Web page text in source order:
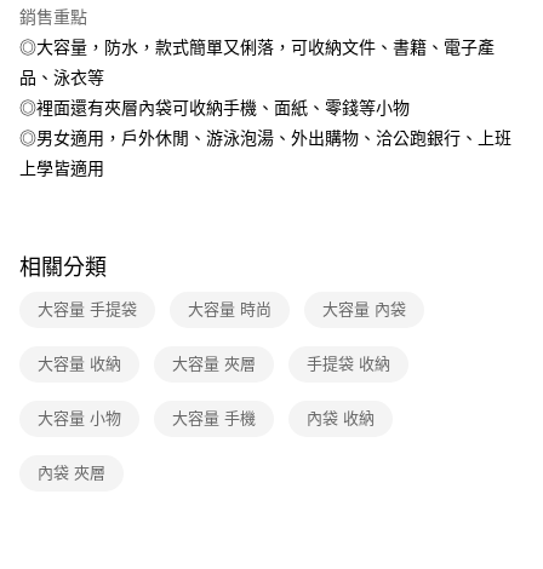
國泰世華商業銀行
臺灣中小企業銀行
台中商業銀行
匯豐（台灣）商業銀行
華泰商業銀行
聯邦商業銀行
元大商業銀行
永豐商業銀行
玉山商業銀行
星展（台灣）商業銀行
台新國際商業銀行
上海商業儲蓄銀行
國泰世華商業銀行
兆豐國際商業銀行
臺灣中小企業銀行
匯豐（台灣）商業銀行
華泰商業銀行
聯邦商業銀行
遠東國際商業銀行
元大商業銀行
永豐商業銀行
玉山商業銀行
華南商業銀行
上海商業儲蓄銀行
台北富邦商業銀行
國泰世華商業銀行
臺灣中小企業銀行
台中商業銀行
匯豐（台灣）商業銀行
華泰商業銀行
聯邦商業銀行
元大商業銀行
台灣樂天信用卡公司
數位禮券
LINE Pay
Apple Pay
街口支付
免運費
銷售重點
◎大容量，防水，款式簡單又俐落，可收納文件、書籍、電子產
品、泳衣等
◎裡面還有夾層內袋可收納手機、面紙、零錢等小物
◎男女適用，戶外休閒、游泳泡湯、外出購物、洽公跑銀行、上班
上學皆適用
相關分類
大容量 手提袋 大容量 時尚 大容量 內袋
大容量 收納 大容量 夾層 手提袋 收納
大容量 小物 大容量 手機 內袋 收納
內袋 夾層